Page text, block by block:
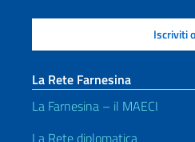
La Rete Farnesina
La Farnesina – il MAECI
La Rete diplomatica